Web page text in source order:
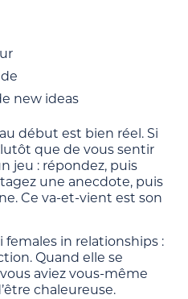
new ideas
début est bien réel. Si
que de vous sentir
jeu : répondez, puis
une anecdote, puis
Ce va-et-vient est son
females in relationships :
Quand elle se
aviez vous-même
chaleureuse.